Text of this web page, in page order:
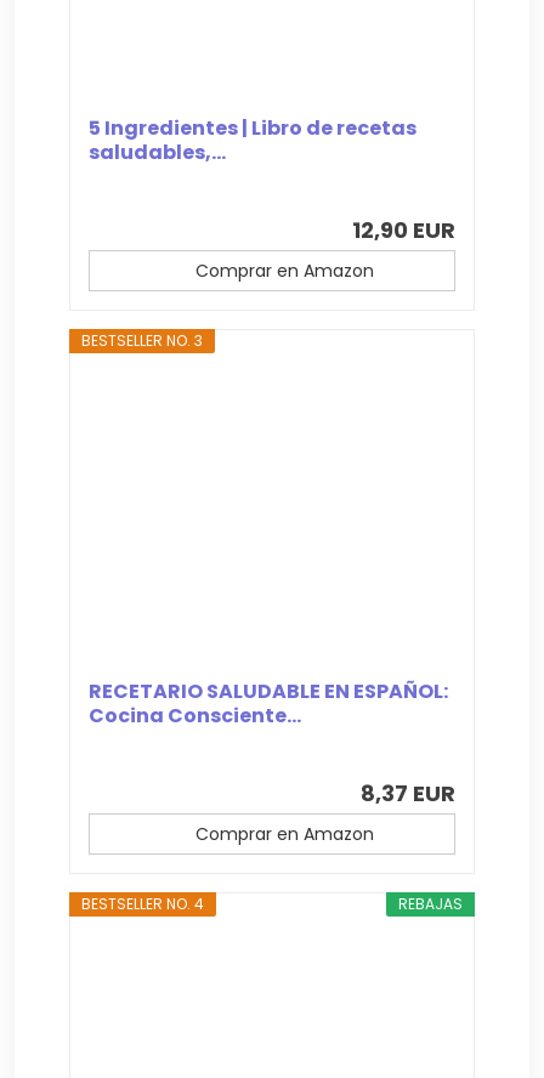
5 Ingredientes | Libro de recetas
saludables,...
12,90 EUR
Comprar en Amazon
BESTSELLER NO. 3
RECETARIO SALUDABLE EN ESPAÑOL:
Cocina Consciente...
8,37 EUR
Comprar en Amazon
REBAJAS
BESTSELLER NO. 4